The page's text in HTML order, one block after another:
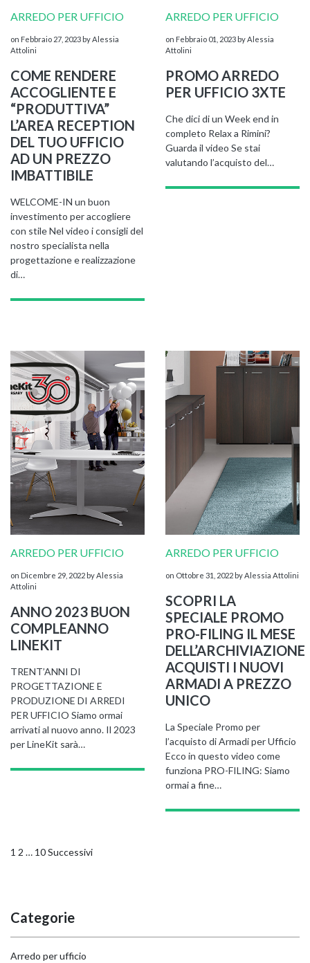
ARREDO PER UFFICIO
on Febbraio 27, 2023 by Alessia
Attolini
COME RENDERE
ACCOGLIENTE E
“PRODUTTIVA”
L’AREA RECEPTION
DEL TUO UFFICIO
AD UN PREZZO
IMBATTIBILE
WELCOME-IN un buon
investimento per accogliere
con stile Nel video i consigli del
nostro specialista nella
progettazione e realizzazione
di…
ARREDO PER UFFICIO
on Febbraio 01, 2023 by Alessia
Attolini
PROMO ARREDO
PER UFFICIO 3XTE
Che dici di un Week end in
completo Relax a Rimini?
Guarda il video Se stai
valutando l’acquisto del…
ARREDO PER UFFICIO
on Dicembre 29, 2022 by Alessia
Attolini
ANNO 2023 BUON
COMPLEANNO
LINEKIT
TRENT’ANNI DI
PROGETTAZIONE E
PRODUZIONE DI ARREDI
PER UFFICIO Siamo ormai
arrivati al nuovo anno. Il 2023
per LineKit sarà…
ARREDO PER UFFICIO
on Ottobre 31, 2022 by Alessia Attolini
SCOPRI LA
SPECIALE PROMO
PRO-FILING IL MESE
DELL’ARCHIVIAZIONE
ACQUISTI I NUOVI
ARMADI A PREZZO
UNICO
La Speciale Promo per
l’acquisto di Armadi per Ufficio
Ecco in questo video come
funziona PRO-FILING: Siamo
ormai a fine…
Navigazione
1 2 … 10Successivi
Categorie
Arredo per ufficio